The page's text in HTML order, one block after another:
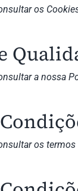
os
a nossa
os